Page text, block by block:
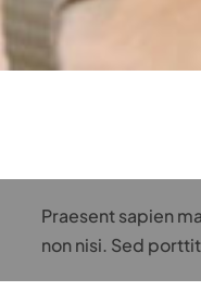
Praesent sapien
non nisi. Sed